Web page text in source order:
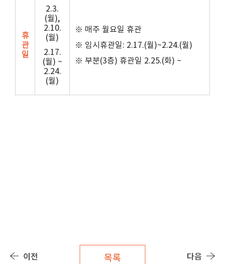
휴
관
일
2.3.
(월),
2.10.
(월)
2.17.
(월) ~
2.24.
(월)
※ 매주 월요일 휴관
※ 임시휴관일: 2.17.(월)~2.24.(월)
※ 부분(3층) 휴관일 2.25.(화) ~
이전 목록 다음